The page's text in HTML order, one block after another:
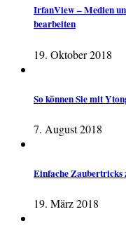
IrfanView – Medien
bearbeiten
19. Oktober 2018
So können Sie mit
7. August 2018
Einfache Zaubertricks
19. März 2018